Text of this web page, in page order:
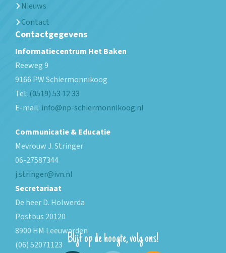
Blijf op de hoogte, volg ons!
Nieuws
Contact
Contactgegevens
Informatiecentrum Het Baken
Reeweg 9
9166 PWSchiermonnikoog
Tel: (0519) 53 12 33
E-mail: info@np-schiermonnikoog.nl
Communicatie & Educatie
Mevrouw J. Stringer
06-27587344
j.stringer@ivn.nl
Secretariaat
De heer D. Holwerda
Postbus 20120
8900 HM Leeuwarden
(06) 52071123